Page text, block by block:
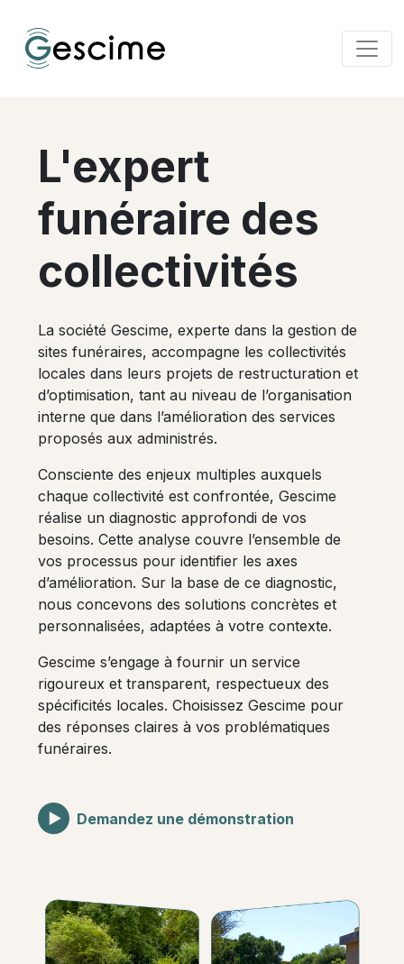
L'expert
funéraire des
collectivités
La société Gescime, experte dans la gestion de
sites funéraires, accompagne les collectivités
locales dans leurs projets de restructuration et
d’optimisation, tant au niveau de l’organisation
interne que dans l’amélioration des services
proposés aux administrés.
Consciente des enjeux multiples auxquels
chaque collectivité est confrontée, Gescime
réalise un diagnostic approfondi de vos
besoins. Cette analyse couvre l’ensemble de
vos processus pour identifier les axes
d’amélioration. Sur la base de ce diagnostic,
nous concevons des solutions concrètes et
personnalisées, adaptées à votre contexte.
Gescime s’engage à fournir un service
rigoureux et transparent, respectueux des
spécificités locales. Choisissez Gescime pour
des réponses claires à vos problématiques
funéraires.
Demandez une démonstration